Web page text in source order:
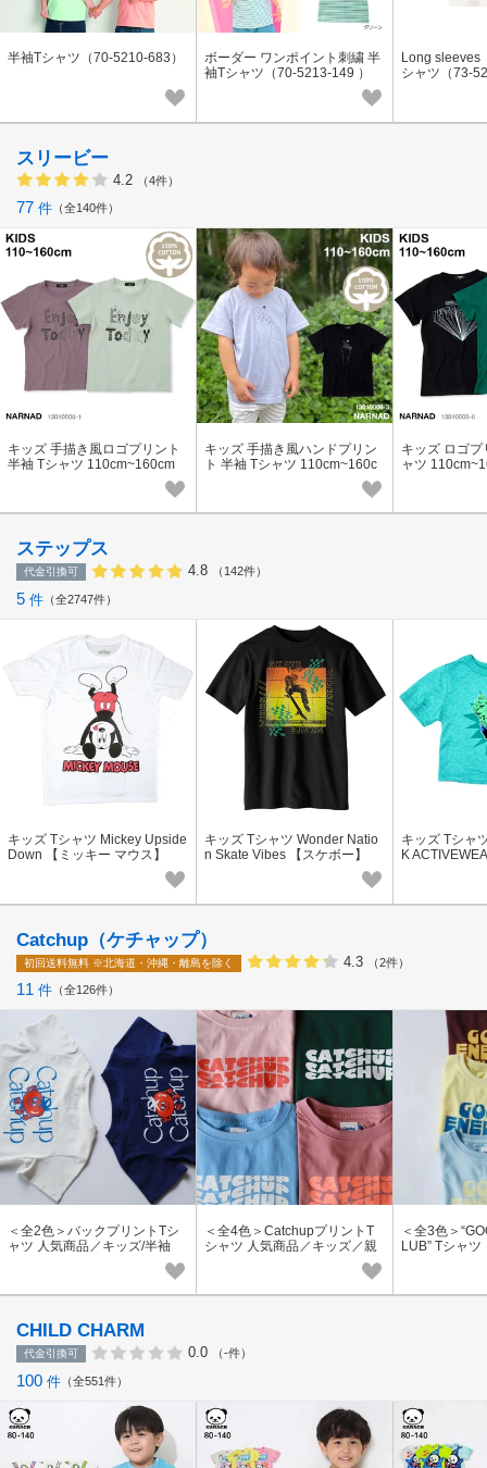
半袖Tシャツ（70-5210-683）
ボーダー ワンポイント刺繍 半
袖Tシャツ（70-5213-149 ）
Long
シャツ（73-
スリービー
4.2 （4件）
77 件 全140件
キッズ 手描き風ロゴプリント
半袖 Tシャツ 110cm~160cm
キッズ 手描き風ハンドプリン
ト 半袖 Tシャツ 110cm~160c
m トドラー・ジュニアサイズ
キッズ ロゴプ
ャツ
ステップス
代金引換可 4.8 （142件）
5 件 全2747件
キッズ Tシャツ Mickey Upside
Down 【ミッキー マウス】
キッズ Tシャツ Wonder Natio
n Skate Vibes 【スケボー】
キッズ Tシャ
K
Catchup（ケチャップ）
初回送料無料 ※北海道・沖縄・離島を除く 4.3 （2件）
11 件 全126件
＜全2色＞バックプリントTシ
ャツ 人気商品／キッズ/半袖
＜全4色＞CatchupプリントT
シャツ 人気商品／キッズ／親
＜全3色＞
LUB” Tシャ
CHILD CHARM
代金引換可 0.0 （-件）
100 件 全551件